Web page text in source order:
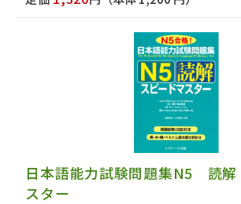
日本語能力試験問題集N5 読
スター